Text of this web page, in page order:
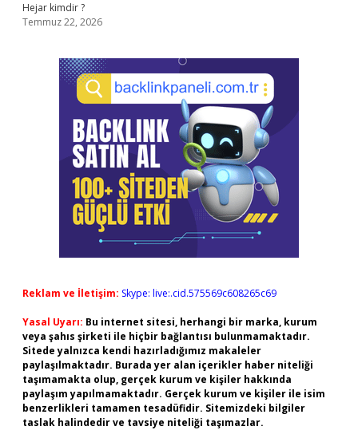
Hejar kimdir ?
Temmuz 22, 2026
Reklam ve İletişim: Skype: live:.cid.575569c608265c69
Yasal Uyarı: Bu internet sitesi, herhangi bir marka, kurum
veya şahıs şirketi ile hiçbir bağlantısı bulunmamaktadır.
Sitede yalnızca kendi hazırladığımız makaleler
paylaşılmaktadır. Burada yer alan içerikler haber niteliği
taşımamakta olup, gerçek kurum ve kişiler hakkında
paylaşım yapılmamaktadır. Gerçek kurum ve kişiler ile isim
benzerlikleri tamamen tesadüfidir. Sitemizdeki bilgiler
taslak halindedir ve tavsiye niteliği taşımazlar.